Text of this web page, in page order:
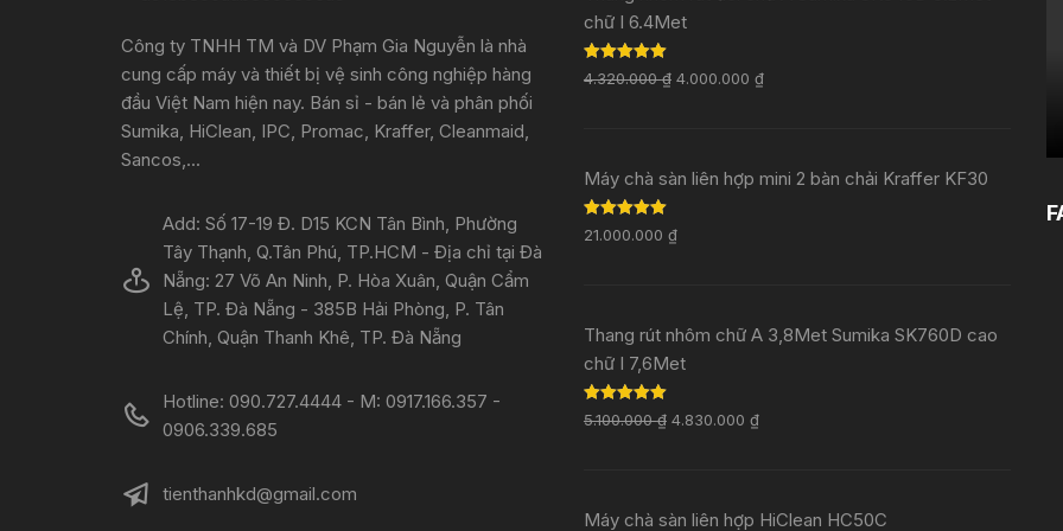
Công ty TNHH TM và DV Phạm Gia Nguyễn là nhà
cung cấp máy và thiết bị vệ sinh công nghiệp hàng
đầu Việt Nam hiện nay. Bán sỉ - bán lẻ và phân phối
Sumika, HiClean, IPC, Promac, Kraffer, Cleanmaid,
Sancos,...
Add: Số 17-19 Đ. D15 KCN Tân Bình, Phường
Tây Thạnh, Q.Tân Phú, TP.HCM - Địa chỉ tại Đà
Nẵng: 27 Võ An Ninh, P. Hòa Xuân, Quận Cẩm
Lệ, TP. Đà Nẵng - 385B Hải Phòng, P. Tân
Chính, Quận Thanh Khê, TP. Đà Nẵng
Hotline: 090.727.4444 - M: 0917.166.357 -
0906.339.685
tienthanhkd@gmail.com
chữ I 6.4Met
Rated 5.00
out of 5
4.320.000₫ 4.000.000 ₫
Máy chà sàn liên hợp mini 2 bàn chải Kraffer KF30
Rated5.00
out of 5
21.000.000 ₫
Thang rút nhôm chữ A 3,8Met Sumika SK760D cao
chữ I 7,6Met
Rated 5.00
out of 5
5.100.000₫ 4.830.000 ₫
Máy chà sàn liên hợp HiClean HC50C